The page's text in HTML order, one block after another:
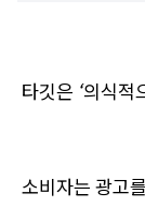
타깃은 ‘의식적
소비자는 광고